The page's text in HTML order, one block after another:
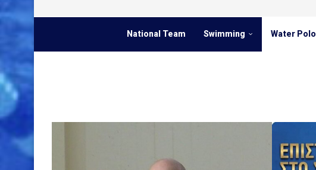
National Team Swimming Water Polo